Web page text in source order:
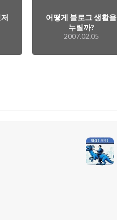
어떻게 블로그 생활을
누릴까?
2007.02.05